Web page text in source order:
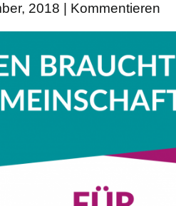
2018 | Kommentieren